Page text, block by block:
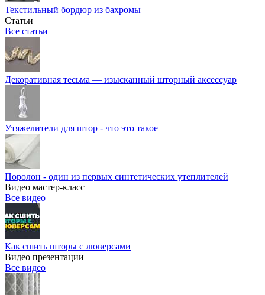
Текстильный бордюр из бахромы
Статьи
Все статьи
Декоративная тесьма — изысканный шторный аксессуар
Утяжелители для штор - что это такое
Поролон - один из первых синтетических утеплителей
Видео мастер-класс
Все видео
Как сшить шторы с люверсами
Видео презентации
Все видео